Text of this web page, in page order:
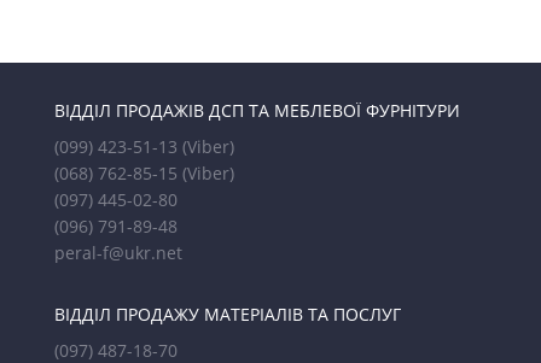
ВІДДІЛ ПРОДАЖІВ ДСП ТА МЕБЛЕВОЇ ФУРНІТУРИ
(099) 423-51-13 (Viber)
(068) 762-85-15 (Viber)
(097) 445-02-80
(096) 791-89-48
peral-f@ukr.net
ВІДДІЛ ПРОДАЖУ МАТЕРІАЛІВ ТА ПОСЛУГ
(097) 487-18-70